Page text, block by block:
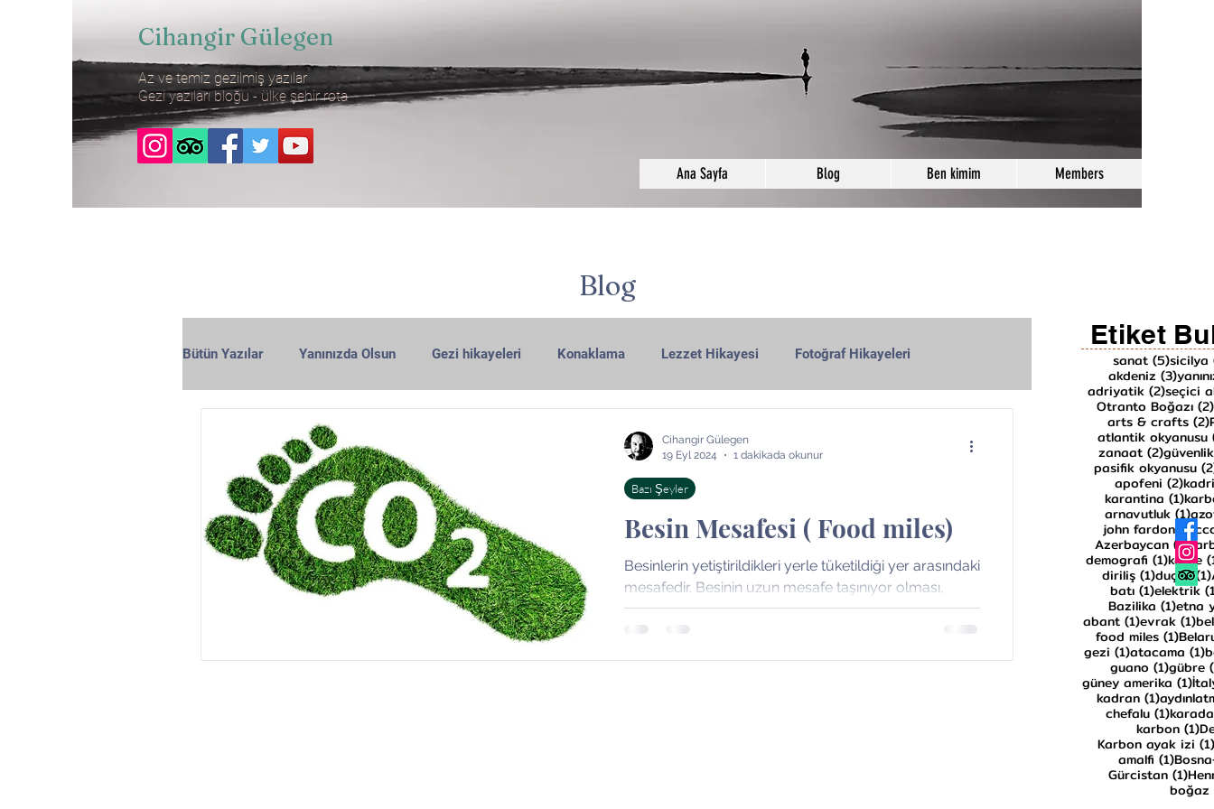
Cihangir Gülegen
Az ve temiz gezilmiş yazılar
Gezi yazıları bloğu - ülke şehir rota
Ana Sayfa Blog Ben kimim Members
Blog
Bütün Yazılar Yanınızda Olsun Gezi hikayeleri Konaklama Lezzet Hikayesi Fotoğraf Hikayeleri
Sanat Hikayeleri
Besin Mesafesi ( Food miles)
Besinlerin yetiştirildikleri yerle tüketildiği yer arasındaki
mesafedir. Besinin uzun mesafe taşınıyor olması,
karbon ayak izi ve doğaya...
Bazı Şeyler
Cihangir Gülegen
19 Eyl 2024
1 dakikada okunur
Etiket
sanat (5)5 yazı
sicilya
akdeniz (3)3 yazı
adriyatik (2)2 yazı
seçici
Otranto Boğazı (2)
arts & crafts (2)
atlantik okyanusu
zanaat (2)2 yazı
güvenlik
pasifik okyanusu
apofeni (2)2
karantina (1)1
arnavutluk (1)1
john fardon (1)1
Azerbaycan (1)1
demografi (1)1 yazı
karne
diriliş (1)1 yazı
duçar (1)
batı (1)1 yazı
elektrik
Bazilika (1)1 yazı
etna
abant (1)1 yazı
evrak (1)1
food miles (1)1 yazı
gezi (1)1 yazı
atacama (1)1
guano (1)1 yazı
gübre
güney amerika (1)1
kadran (1)1 yazı
chefalu (1)1 yazı
karbon (1)1
Karbon ayak izi (1)
amalfi (1)1 yazı
Gürcistan (1)1
boğaz